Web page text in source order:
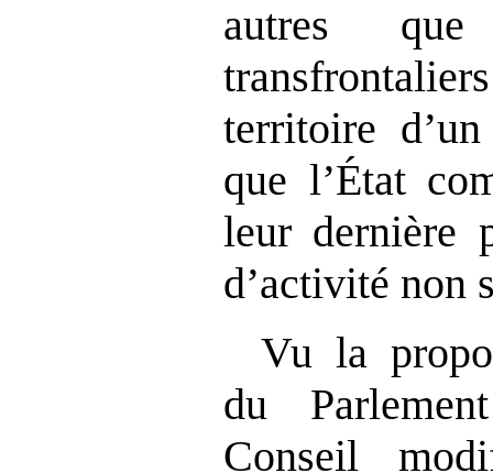
autres
territoire
que l’État
leur dernière
d’activité non
Vu la
du
Conseil